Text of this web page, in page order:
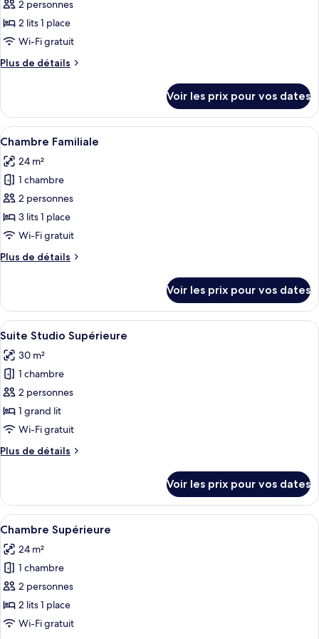
pour
ce
type
chambre :
2 personnes
2 lits 1 place
Wi-Fi gratuit
Plus de détails
Plus
le
type
de
Chambre
Deluxe
Voir les prix pour vos dates
Afficher
toutes
les
photos
pour
ce
type
chambre :
Une chambre d’hôtel avec trois lits,
2
Chambre Familiale
24 m²
1 chambre
2 personnes
3 lits 1 place
Wi-Fi gratuit
Plus de détails
Plus
le
type
de
Chambre
Familiale
Voir les prix pour vos dates
Afficher
toutes
les
photos
pour
ce
type
chambre :
Supérieure
Une chambre d’hôtel avec un lit, un
1
Suite Studio Supérieure
30 m²
1 chambre
2 personnes
1 grand lit
Wi-Fi gratuit
Plus de détails
Plus
le
type
de
Suite
Studio
Supérieure
Voir les prix pour vos dates
Afficher
toutes
les
photos
pour
ce
type
Une chambre d’hôtel avec deux lits,
1
Chambre Supérieure
24 m²
1 chambre
2 personnes
2 lits 1 place
Wi-Fi gratuit